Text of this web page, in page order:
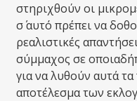
στηριχθούν οι
σ΄ αυτό πρέπει να
ρεαλιστικές
σύμμαχος σε
για να λυθούν αυτά
αποτέλεσμα των